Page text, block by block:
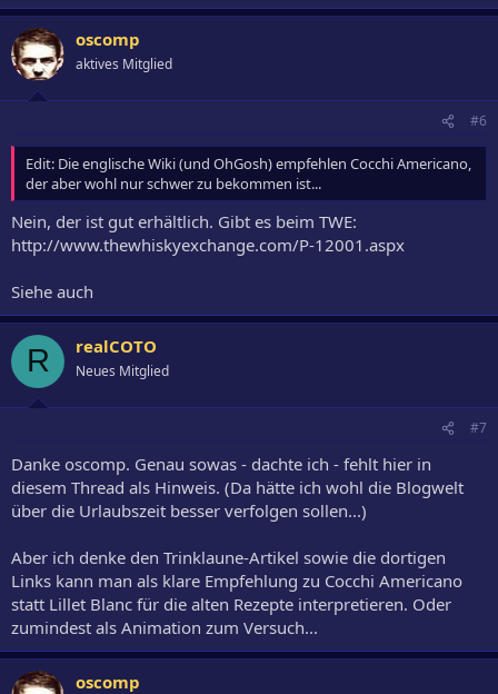
oscomp
aktives Mitglied
#6
Edit: Die englische Wiki (und OhGosh) empfehlen Cocchi Americano,
der aber wohl nur schwer zu bekommen ist...
Nein, der ist gut erhältlich. Gibt es beim TWE:
http://www.thewhiskyexchange.com/P-12001.aspx
Siehe auch
R realCOTO
Neues Mitglied
#7
Danke oscomp. Genau sowas - dachte ich - fehlt hier in
diesem Thread als Hinweis. (Da hätte ich wohl die Blogwelt
über die Urlaubszeit besser verfolgen sollen...)
Aber ich denke den Trinklaune-Artikel sowie die dortigen
Links kann man als klare Empfehlung zu Cocchi Americano
statt Lillet Blanc für die alten Rezepte interpretieren. Oder
zumindest als Animation zum Versuch...
oscomp